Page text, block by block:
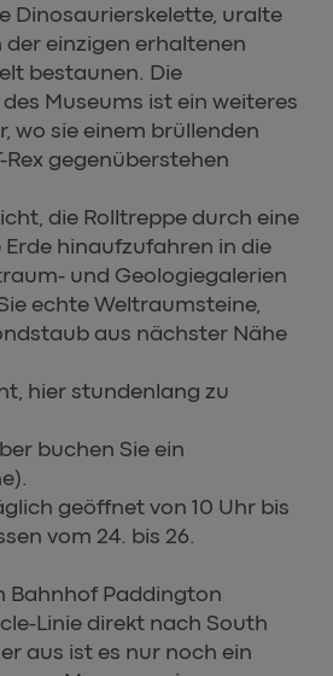
Dinosaurierskelette, uralte
der einzigen erhaltenen
bestaunen. Die
Museums ist ein weiteres
wo sie einem brüllenden
gegenüberstehen
die Rolltreppe durch eine
hinaufzufahren in die
und Geologiegalerien
echte Weltraumsteine,
aus nächster Nähe
hier stundenlang zu
buchen Sie ein
geöffnet von 10 Uhr bis
vom 24. bis 26.
Bahnhof Paddington
Linie direkt nach South
aus ist es nur noch ein